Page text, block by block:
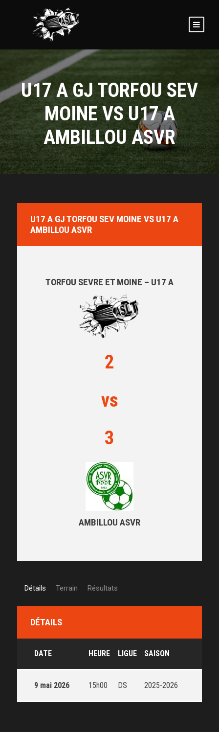
U17 A GJ TORFOU SEV
MOINE VS U17 A
AMBILLOU ASVR
U17 A GJ TORFOU SEV MOINE VS U17 A
AMBILLOU ASVR
TORFOU SEVRE ET MOINE – U17 A
2
vs
3
AMBILLOU ASVR
Détails Terrain Résultats
DÉTAILS
DATE HEURE LIGUE SAISON
9 mai 2026 15h00 DS 2025-2026